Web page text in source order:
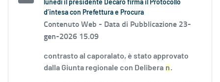
lunedì il presidente Decaro firma il Protocollo
d’intesa con Prefettura e Procura
Contenuto Web - Data di Pubblicazione 23-
gen-2026 15.09
contrasto al caporalato, è stato approvato
dalla Giunta regionale con Delibera n.